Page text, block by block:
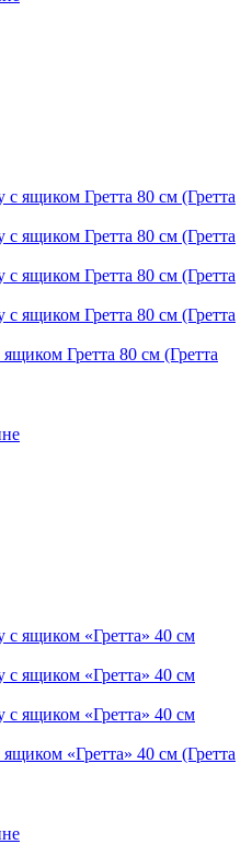
Гретта 80 см (Гретта
«Гретта» 40 см (Гретта